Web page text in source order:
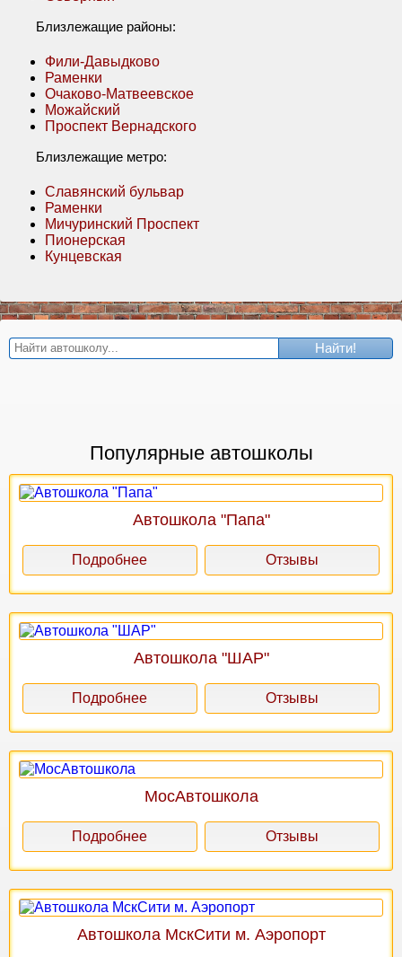
Близлежащие районы:
Фили-Давыдково
Раменки
Очаково-Матвеевское
Можайский
Проспект Вернадского
Близлежащие метро:
Славянский бульвар
Раменки
Мичуринский Проспект
Пионерская
Кунцевская
Найти!
Популярные автошколы
Автошкола "Папа"
Подробнее Отзывы
Автошкола "ШАР"
Подробнее Отзывы
МосАвтошкола
Подробнее Отзывы
Автошкола МскСити м. Аэропорт